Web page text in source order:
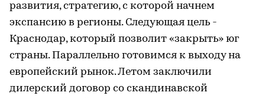
развития, стратегию, с которой начнем
экспансию в регионы. Следующая цель -
Краснодар, который позволит «закрыть» юг
страны. Параллельно готовимся к выходу на
европейский рынок. Летом заключили
дилерский договор со скандинавской